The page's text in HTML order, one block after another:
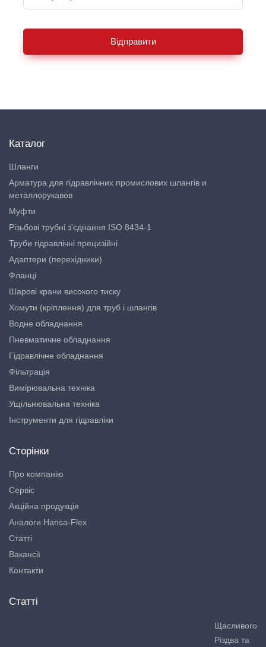
Відправити
Каталог
Шланги
Арматура для гідравлічних промислових шлангів и
металлорукавов
Муфти
Різьбові трубні з'єднання ISO 8434-1
Труби гідравлічні прецизійні
Адаптери (перехідники)
Фланці
Шарові крани високого тиску
Хомути (кріплення) для труб і шлангів
Водне обладнання
Пневматичне обладнання
Гідравлічне обладнання
Фільтрація
Вимірювальна техніка
Ущільнювальна техніка
Інструменти для гідравліки
Сторінки
Про компанію
Сервіс
Акційна продукція
Аналоги Hansa-Flex
Статті
Вакансії
Контакти
Статті
Щасливого
Різдва та